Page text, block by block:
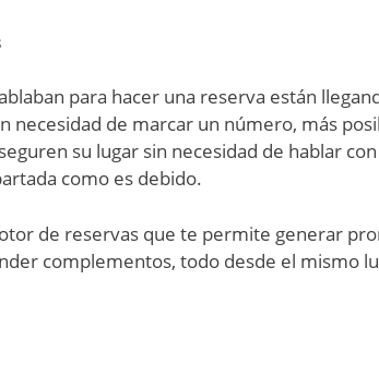
para hacer una reserva están
necesidad de marcar un número, más
su lugar sin necesidad de hablar
como es debido.
de reservas que te permite generar
complementos, todo desde el mismo